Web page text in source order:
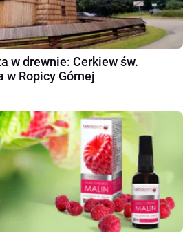
w drewnie: Cerkiew św.
w Ropicy Górnej